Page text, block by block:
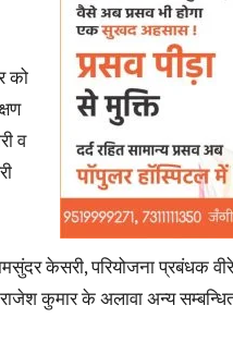
को
व
केसरी, परियोजना प्रबंधक
कुमार के अलावा अन्य